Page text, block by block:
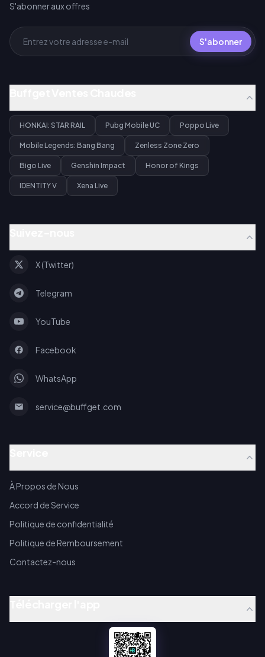
S'abonner aux offres
S'abonner
HONKAI: STAR RAIL Pubg Mobile UC Poppo Live
Mobile Legends: Bang Bang Zenless Zone Zero
Bigo Live Genshin Impact Honor of Kings
IDENTITY V Xena Live
X (Twitter)
Telegram
YouTube
Facebook
WhatsApp
service@buffget.com
À Propos de Nous
Accord de Service
Politique de confidentialité
Politique de Remboursement
Contactez-nous